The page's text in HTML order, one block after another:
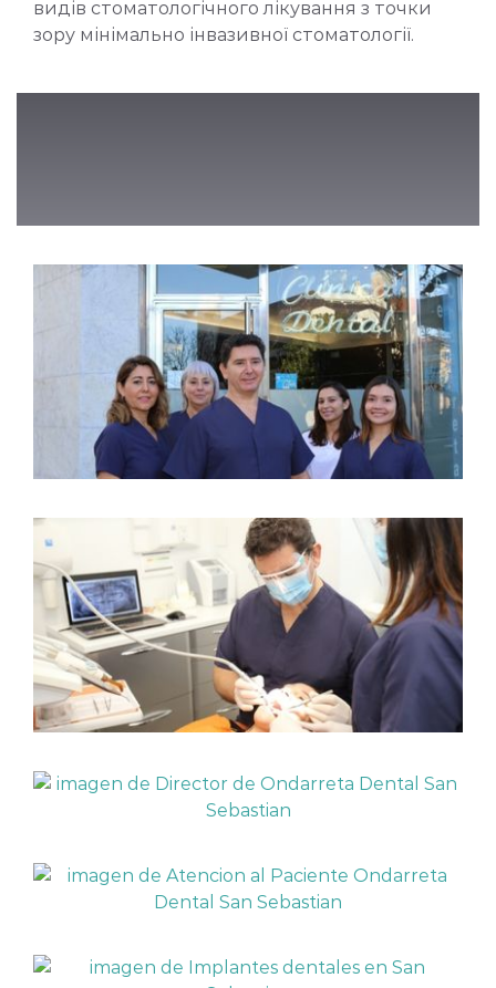
видів стоматологічного лікування з точки
зору мінімально інвазивної стоматології.